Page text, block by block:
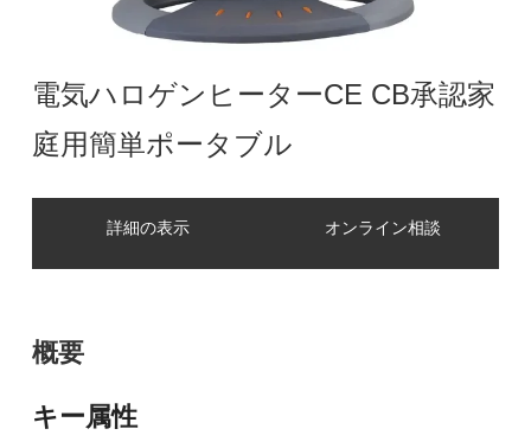
電気ハロゲンヒーターCE CB承認家
庭用簡単ポータブル
詳細の表示 オンライン相談
概要
キー属性